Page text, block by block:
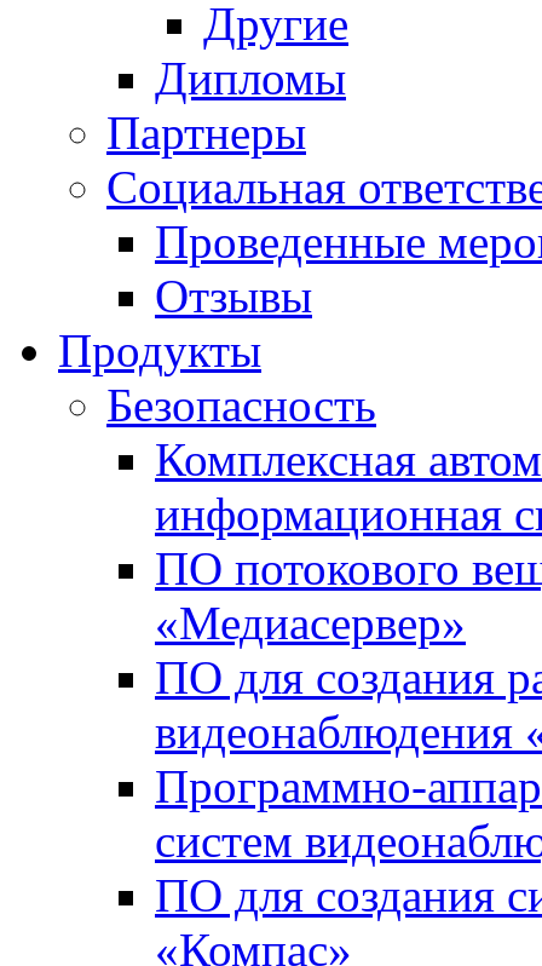
Другие
Дипломы
Партнеры
Социальная
Проведенные
Отзывы
Продукты
Безопасность
Комплексная
информационная
ПО потокового
«Медиасервер»
ПО для создания
видеонаблюдения
Программно-
систем
ПО для создания
«Компас»